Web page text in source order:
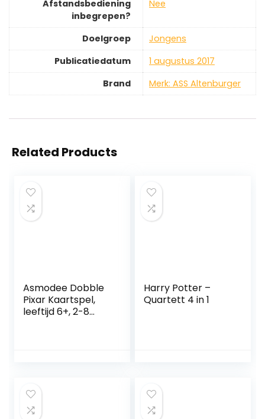
Afstandsbediening
inbegrepen?
‎Nee
Doelgroep
‎Jongens
Publicatiedatum
‎1 augustus 2017
Brand
Merk: ASS Altenburger
Related Products
Asmodee Dobble
Pixar Kaartspel,
leeftijd 6+, 2-8
Harry Potter –
Quartett 4 in 1